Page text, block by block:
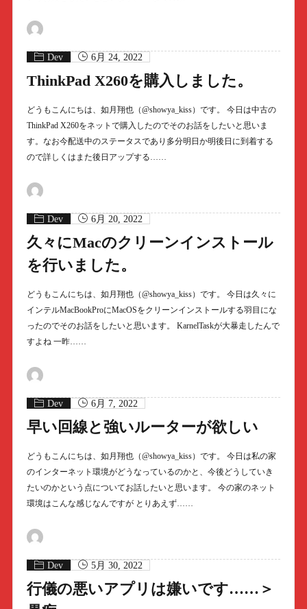
Dev 6月 24, 2022
ThinkPad X260を購入しました。
どうもこんにちは、如月翔也（@showya_kiss）です。 今日は中古の
ThinkPad X260をネットで購入したのでそのお話をしたいと思いま
す。なお今配送中のステータスであり多分明日か明後日に到着する
ので詳しくはまた後日アップする……
Dev 6月 20, 2022
久々にMacのクリーンインストール
を行いました。
どうもこんにちは、如月翔也（@showya_kiss）です。 今日は久々に
インテルMacBookProにMacOSをクリーンインストールする羽目にな
ったのでそのお話をしたいと思います。 KarnelTaskが大暴走したんで
すよね 一昨……
Dev 6月 7, 2022
早い回線と強いルーターが欲しい
どうもこんにちは、如月翔也（@showya_kiss）です。 今日は私の家
のインターネット環境がどうなっているのかと、今後どうしていき
たいのかという点についてお話したいと思います。 今の家のネット
環境はこんな感じなんですが とりあえず……
Dev 5月 30, 2022
行儀の悪いアプリは嫌いです……＞